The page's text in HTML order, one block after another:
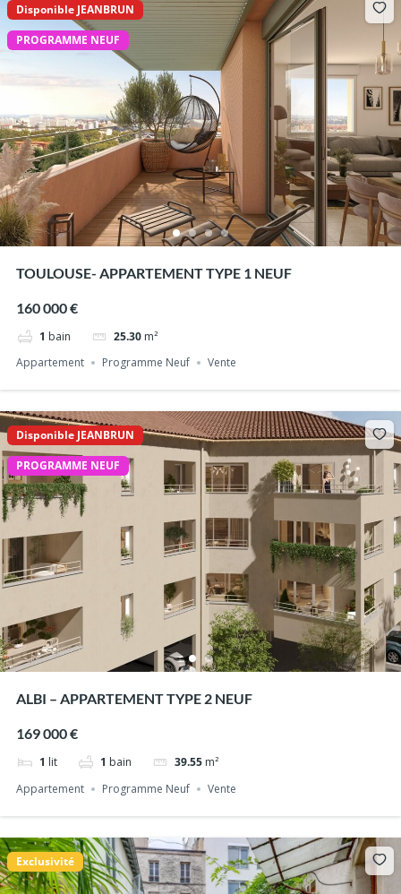
Disponible JEANBRUN
PROGRAMME NEUF
TOULOUSE- APPARTEMENT TYPE 1 NEUF
160 000 €
1 bain 25.30 m²
Appartement
Programme Neuf Vente
Disponible JEANBRUN
PROGRAMME NEUF
ALBI – APPARTEMENT TYPE 2 NEUF
169 000 €
1 lit 1 bain 39.55 m²
Appartement
Programme Neuf Vente
Exclusivité